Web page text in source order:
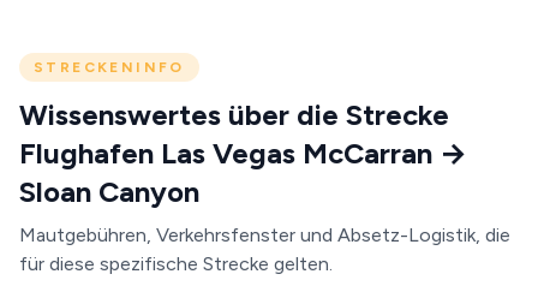
STRECKENINFO
Wissenswertes über die Strecke
Flughafen Las Vegas McCarran →
Sloan Canyon
Mautgebühren, Verkehrsfenster und Absetz-Logistik, die
für diese spezifische Strecke gelten.